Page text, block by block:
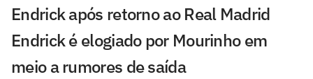
Endrick após retorno ao Real Madrid
Endrick é elogiado por Mourinho em
meio a rumores de saída